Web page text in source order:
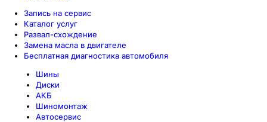
Запись на сервис
Каталог услуг
Развал-схождение
Замена масла в двигателе
Бесплатная диагностика автомобиля
Шины
Диски
АКБ
Шиномонтаж
Автосервис